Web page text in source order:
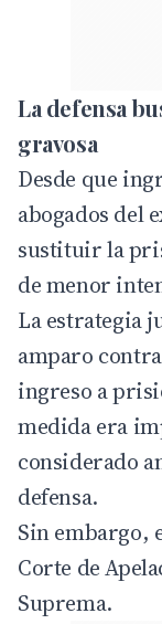
La defensa
gravosa
Desde que
abogados del
sustituir la
de menor
La estrategia
amparo
ingreso a
medida era
considerado
defensa.
Sin embargo,
Corte de
Suprema.